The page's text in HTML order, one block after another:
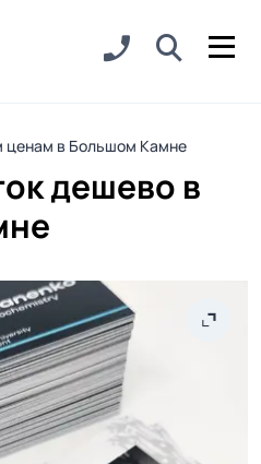
ценам в Большом Камне
дешево в